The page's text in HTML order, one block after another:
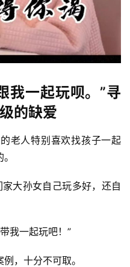
我一起玩呗。”寻
的缺爱
老人特别喜欢找孩子一起
大孙女自己玩多好，还自
我一起玩吧！”
，十分不可取。